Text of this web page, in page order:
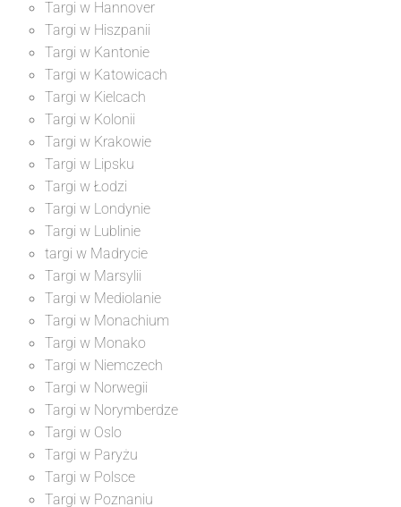
Targi w Hannover
Targi w Hiszpanii
Targi w Kantonie
Targi w Katowicach
Targi w Kielcach
Targi w Kolonii
Targi w Krakowie
Targi w Lipsku
Targi w Łodzi
Targi w Londynie
Targi w Lublinie
targi w Madrycie
Targi w Marsylii
Targi w Mediolanie
Targi w Monachium
Targi w Monako
Targi w Niemczech
Targi w Norwegii
Targi w Norymberdze
Targi w Oslo
Targi w Paryżu
Targi w Polsce
Targi w Poznaniu